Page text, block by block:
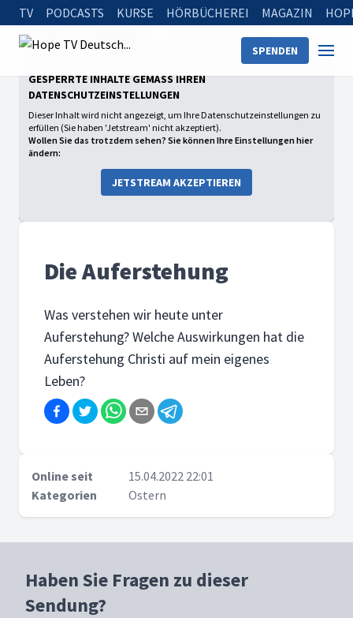
TV PODCASTS KURSE HÖRBÜCHEREI MAGAZIN
SPENDEN
Startseite Die Auferstehung
GESPERRTE INHALTE GEMÄSS IHREN D
ATENSCHUTZEINSTELLUNGEN
Dieser Inhalt wird nicht angezeigt, um Ihre Datenschutzeinstellungen zu
erfüllen (Sie haben 'Jetstream' nicht akzeptiert).
Wollen Sie das trotzdem sehen? Sie können Ihre Einstellungen hier
ändern:
JETSTREAM AKZEPTIEREN
Die Auferstehung
Was verstehen wir heute unter
Auferstehung? Welche Auswirkungen hat die
Auferstehung Christi auf mein eigenes
Leben?
Online seit
15.04.2022 22:01
Kategorien
Ostern
Haben Sie Fragen zu dieser
Sendung?